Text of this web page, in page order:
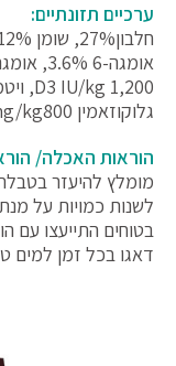
ערכיים תזונתיים:
גלוקוזאמין mg/kg800, כונדרוייטין mg/kg550.
הוראות האכלה/
מומלץ להיעזר
לשנות כמויות על
דאגו בכל זמן למים